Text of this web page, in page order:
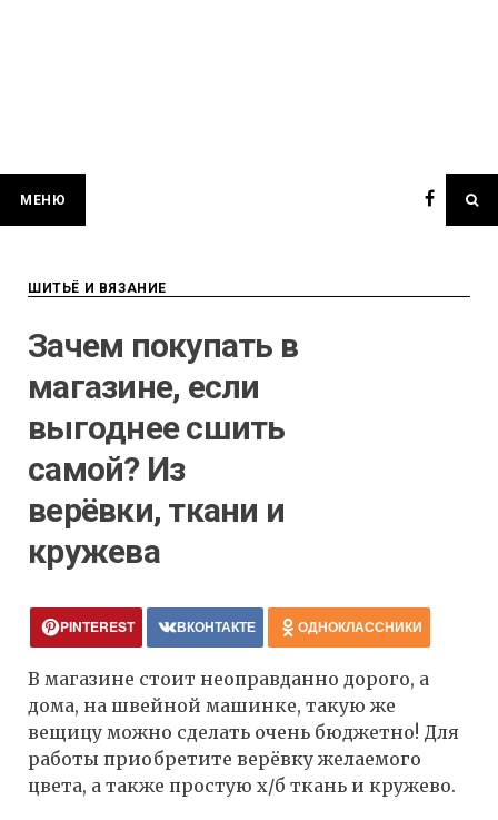
МЕНЮ
ШИТЬЁ И ВЯЗАНИЕ
Зачем покупать в
магазине, если
выгоднее сшить
самой? Из
верёвки, ткани и
кружева
PINTEREST ВКОНТАКТЕ ОДНОКЛАССНИКИ
В магазине стоит неоправданно дорого, а
дома, на швейной машинке, такую же
вещицу можно сделать очень бюджетно! Для
работы приобретите верёвку желаемого
цвета, а также простую х/б ткань и кружево.